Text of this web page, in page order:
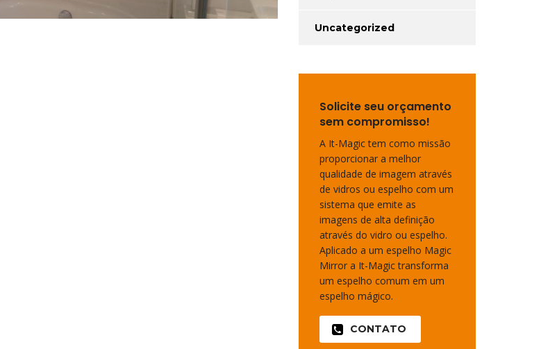
Uncategorized
Solicite seu orçamento
sem compromisso!
A It-Magic tem como missão
proporcionar a melhor
qualidade de imagem através
de vidros ou espelho com um
sistema que emite as
imagens de alta definição
através do vidro ou espelho.
Aplicado a um espelho Magic
Mirror a It-Magic transforma
um espelho comum em um
espelho mágico.
CONTATO